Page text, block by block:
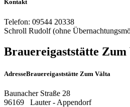
Kontakt
Telefon: 09544 20338
Schroll Rudolf (ohne
Brauereigaststätte
AdresseBrauereigaststätte Zum Välta
Baunacher Straße 28
96169
Lauter - Appendorf